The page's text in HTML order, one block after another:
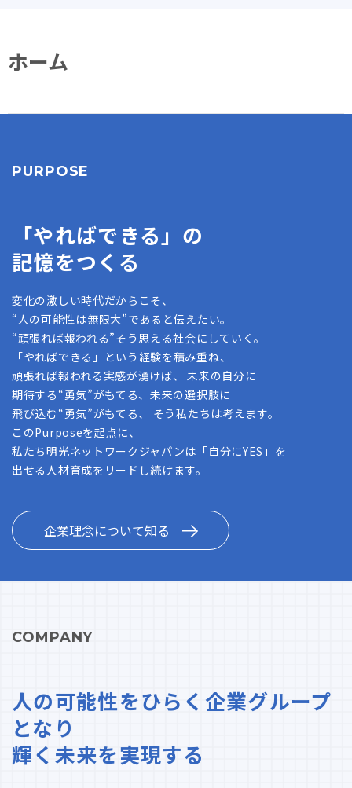
ホーム
PURPOSE
「やればできる」の
記憶をつくる
変化の激しい時代だからこそ、
“人の可能性は無限大”であると伝えたい。
“頑張れば報われる”そう思える社会にしていく。
「やればできる」という経験を積み重ね、
頑張れば報われる実感が湧けば、 未来の自分に
期待する“勇気”がもてる、未来の選択肢に
飛び込む“勇気”がもてる、 そう私たちは考えます。
このPurposeを起点に、
私たち明光ネットワークジャパンは「自分にYES」を
出せる人材育成をリードし続けます。
企業理念について知る
COMPANY
人の可能性をひらく企業グループ
となり
輝く未来を実現する